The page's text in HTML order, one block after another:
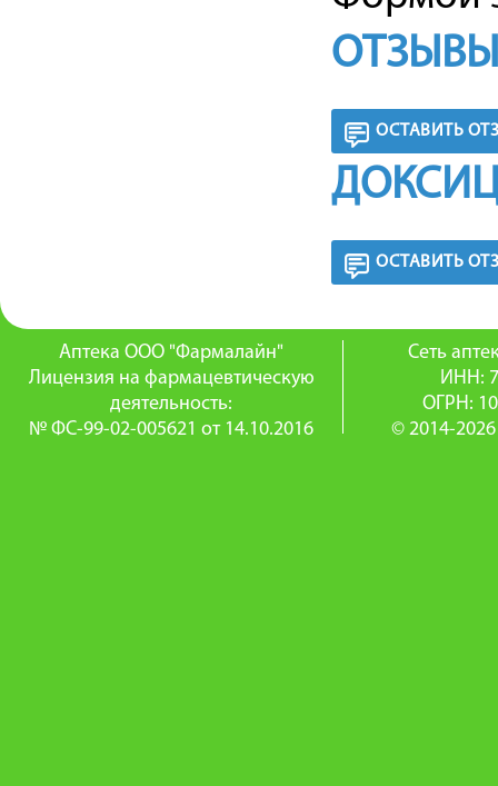
ОСТАВИТЬ
ОСТАВИТЬ
Аптека ООО "Фармалайн"
Лицензия на фармацевтическую
деятельность:
№ ФС-99-02-005621 от 14.10.2016
Сеть
ИНН:
ОГРН:
© 2014-